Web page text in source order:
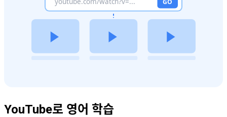
YouTube로 영어 학습